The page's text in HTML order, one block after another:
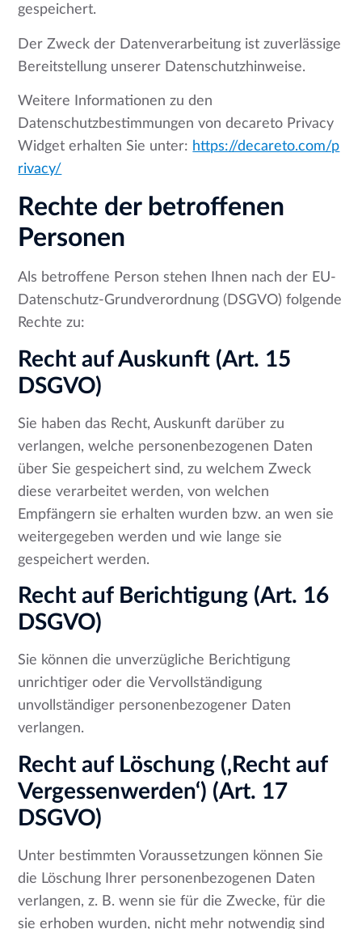
gespeichert.
Der Zweck der Datenverarbeitung ist zuverlässige
Bereitstellung unserer Datenschutzhinweise.
Weitere Informationen zu den
Datenschutzbestimmungen von decareto Privacy
Widget erhalten Sie unter: https://decareto.com/p
rivacy/
Rechte der betroffenen
Personen
Als betroffene Person stehen Ihnen nach der EU-
Datenschutz-Grundverordnung (DSGVO) folgende
Rechte zu:
Recht auf Auskunft (Art. 15
DSGVO)
Sie haben das Recht, Auskunft darüber zu
verlangen, welche personenbezogenen Daten
über Sie gespeichert sind, zu welchem Zweck
diese verarbeitet werden, von welchen
Empfängern sie erhalten wurden bzw. an wen sie
weitergegeben werden und wie lange sie
gespeichert werden.
Recht auf Berichtigung (Art. 16
DSGVO)
Sie können die unverzügliche Berichtigung
unrichtiger oder die Vervollständigung
unvollständiger personenbezogener Daten
verlangen.
Recht auf Löschung (‚Recht auf
Vergessenwerden‘) (Art. 17
DSGVO)
Unter bestimmten Voraussetzungen können Sie
die Löschung Ihrer personenbezogenen Daten
verlangen, z. B. wenn sie für die Zwecke, für die
sie erhoben wurden, nicht mehr notwendig sind